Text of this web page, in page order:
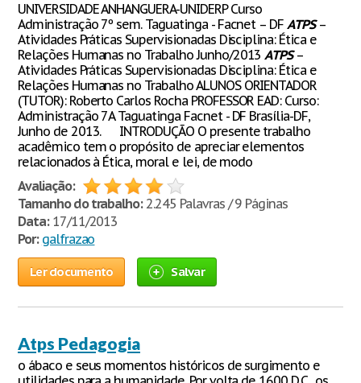
UNIVERSIDADE ANHANGUERA-UNIDERP Curso
Administração 7º sem. Taguatinga - Facnet – DFATPS–
Atividades Práticas Supervisionadas Disciplina: Ética e
Relações Humanas no Trabalho Junho/2013ATPS–
Atividades Práticas Supervisionadas Disciplina: Ética e
Relações Humanas no Trabalho ALUNOS ORIENTADOR
(TUTOR): Roberto Carlos Rocha PROFESSOR EAD: Curso:
Administração 7A Taguatinga Facnet - DF Brasília-DF,
Junho de 2013. INTRODUÇÃO O presente trabalho
acadêmico tem o propósito de apreciar elementos
relacionados à Ética, moral e lei, de modo
Avaliação:
Tamanho do trabalho:2.245 Palavras / 9 Páginas
Data:17/11/2013
Por: galfrazao
Ler documento Salvar
Atps Pedagogia
o ábaco e seus momentos históricos de surgimento e